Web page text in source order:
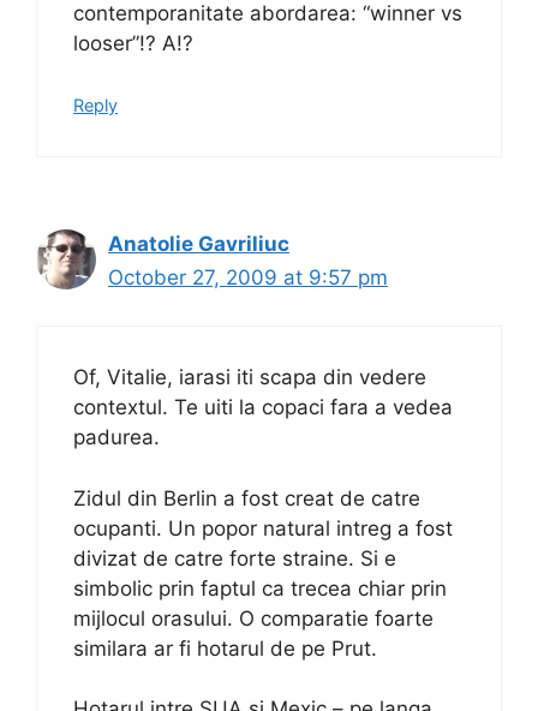
contemporanitate abordarea: “winner vs
looser”!? A!?
Reply
Anatolie Gavriliuc
October 27, 2009 at 9:57 pm
Of, Vitalie, iarasi iti scapa din vedere
contextul. Te uiti la copaci fara a vedea
padurea.
Zidul din Berlin a fost creat de catre
ocupanti. Un popor natural intreg a fost
divizat de catre forte straine. Si e
simbolic prin faptul ca trecea chiar prin
mijlocul orasului. O comparatie foarte
similara ar fi hotarul de pe Prut.